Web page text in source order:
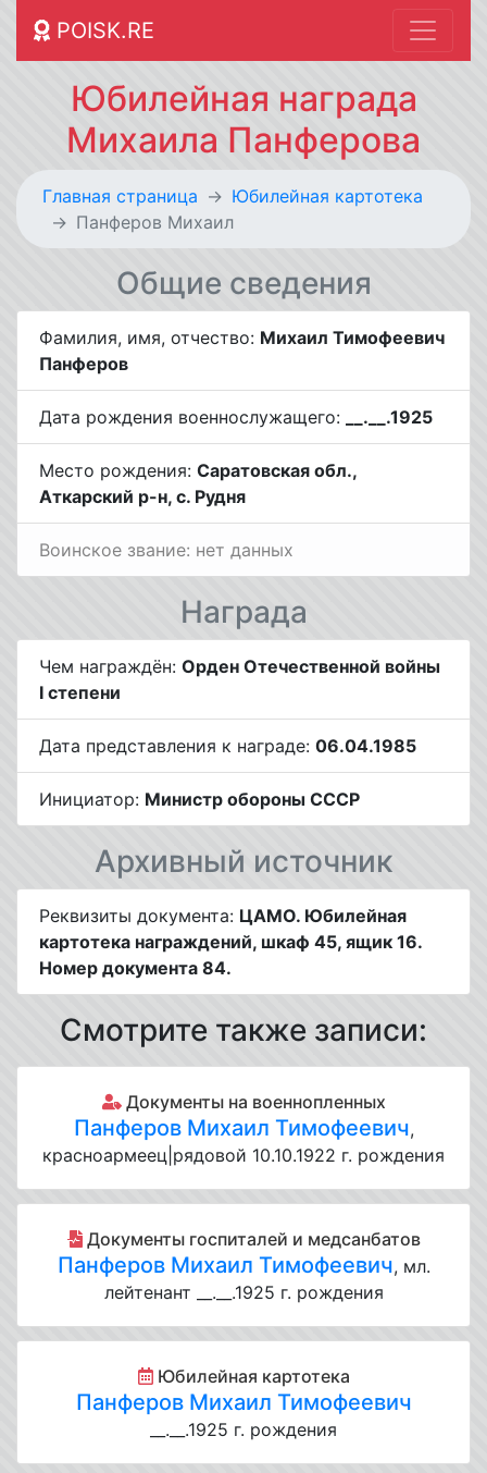
POISK.RE
Юбилейная награда
Михаила Панферова
Главная страница
Юбилейная картотека
Панферов Михаил
Общие сведения
Фамилия, имя, отчество: Михаил Тимофеевич
Панферов
Дата рождения военнослужащего: __.__.1925
Место рождения: Саратовская обл.,
Аткарский р-н, с. Рудня
Воинское звание: нет данных
Награда
Чем награждён: Орден Отечественной войны
I степени
Дата представления к награде: 06.04.1985
Инициатор: Министр обороны СССР
Архивный источник
Реквизиты документа: ЦАМО. Юбилейная
картотека награждений, шкаф 45, ящик 16.
Номер документа 84.
Смотрите также записи:
Документы на военнопленных
Панферов Михаил Тимофеевич,
красноармеец|рядовой 10.10.1922 г. рождения
Документы госпиталей и медсанбатов
Панферов Михаил Тимофеевич, мл.
лейтенант __.__.1925 г. рождения
Юбилейная картотека
Панферов Михаил Тимофеевич
__.__.1925 г. рождения